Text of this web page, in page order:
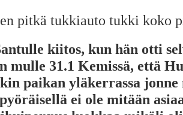
pitkä tukkiauto tukki koko
kiitos, kun hän otti
mulle 31.1 Kemissä, että
paikan yläkerrassa
ei ole mitään